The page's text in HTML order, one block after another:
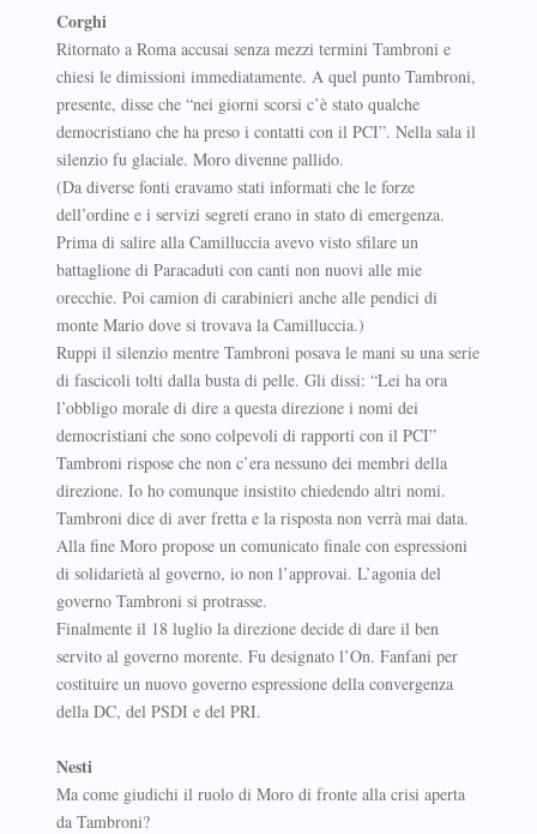
Corghi
Ritornato a Roma accusai senza mezzi termini Tambroni e
chiesi le dimissioni immediatamente. A quel punto Tambroni,
presente, disse che “nei giorni scorsi c’è stato qualche
democristiano che ha preso i contatti con il PCI”. Nella sala il
silenzio fu glaciale. Moro divenne pallido.
(Da diverse fonti eravamo stati informati che le forze
dell’ordine e i servizi segreti erano in stato di emergenza.
Prima di salire alla Camilluccia avevo visto sfilare un
battaglione di Paracaduti con canti non nuovi alle mie
orecchie. Poi camion di carabinieri anche alle pendici di
monte Mario dove si trovava la Camilluccia.)
Ruppi il silenzio mentre Tambroni posava le mani su una serie
di fascicoli tolti dalla busta di pelle. Gli dissi: “Lei ha ora
l’obbligo morale di dire a questa direzione i nomi dei
democristiani che sono colpevoli di rapporti con il PCI”
Tambroni rispose che non c’era nessuno dei membri della
direzione. Io ho comunque insistito chiedendo altri nomi.
Tambroni dice di aver fretta e la risposta non verrà mai data.
Alla fine Moro propose un comunicato finale con espressioni
di solidarietà al governo, io non l’approvai. L’agonia del
governo Tambroni si protrasse.
Finalmente il 18 luglio la direzione decide di dare il ben
servito al governo morente. Fu designato l’On. Fanfani per
costituire un nuovo governo espressione della convergenza
della DC, del PSDI e del PRI.
Nesti
Ma come giudichi il ruolo di Moro di fronte alla crisi aperta
da Tambroni?